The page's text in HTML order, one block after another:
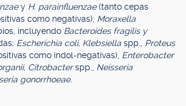
y H. parainfluenzae(tanto cepas
como negativas); Moraxella
incluyendo Bacteroides fragilis y
Escherichia coli, Klebsiella spp., Proteus
como indol-negativas), Enterobacter
Citrobacterspp., Neisseria
gonorrhoeae.